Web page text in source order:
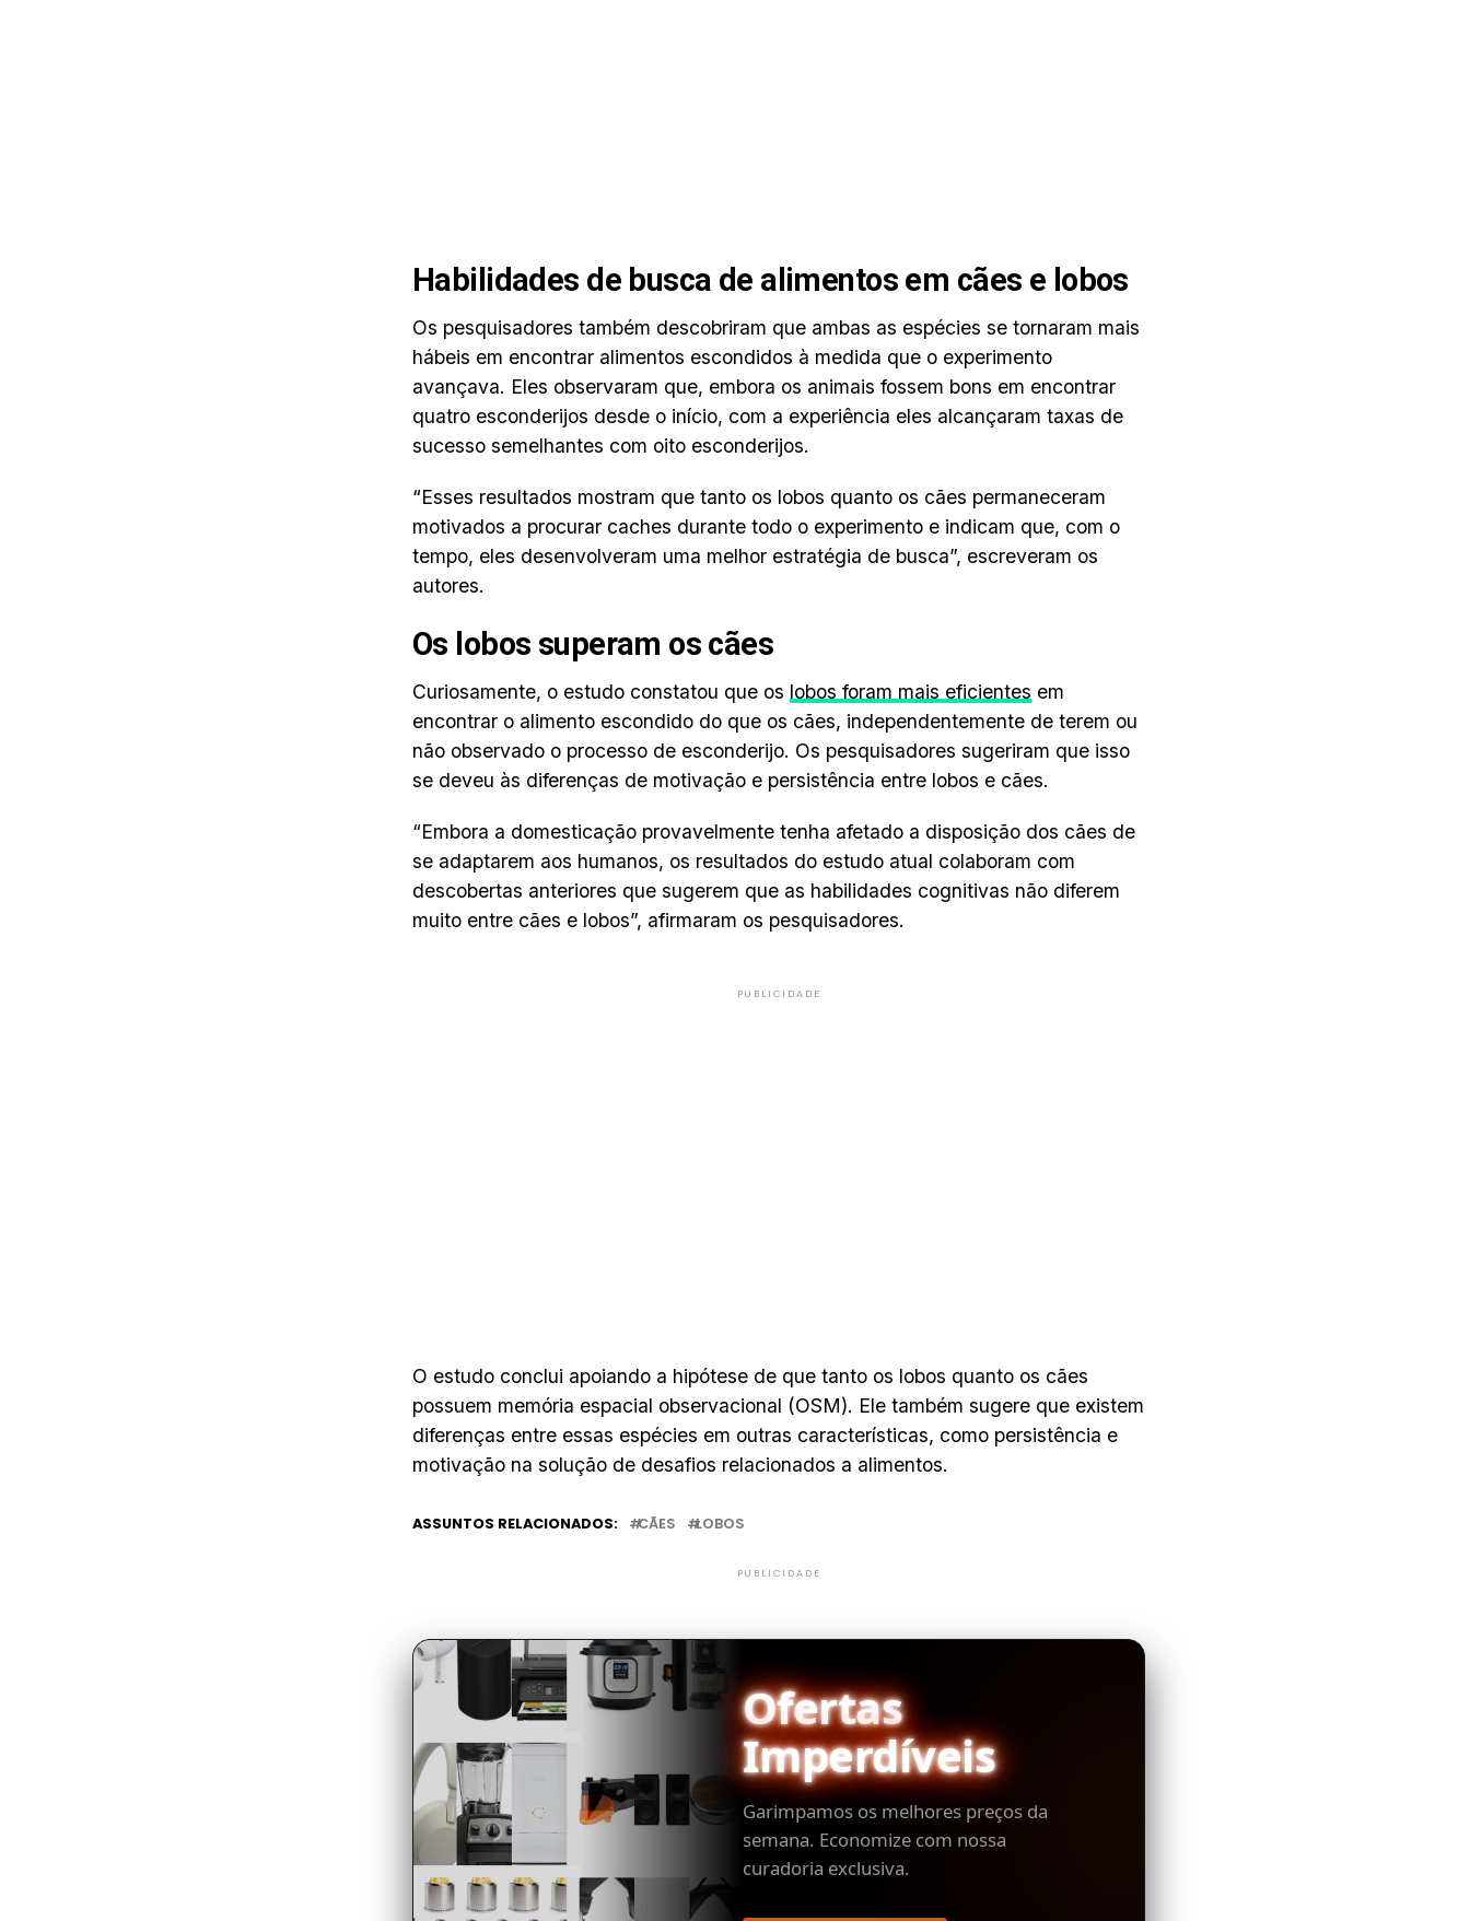
Habilidades de busca de alimentos em cães e lobos
Os pesquisadores também descobriram que ambas as espécies se tornaram mais
hábeis em encontrar alimentos escondidos à medida que o experimento
avançava. Eles observaram que, embora os animais fossem bons em encontrar
quatro esconderijos desde o início, com a experiência eles alcançaram taxas de
sucesso semelhantes com oito esconderijos.
“Esses resultados mostram que tanto os lobos quanto os cães permaneceram
motivados a procurar caches durante todo o experimento e indicam que, com o
tempo, eles desenvolveram uma melhor estratégia de busca”, escreveram os
autores.
Os lobos superam os cães
Curiosamente, o estudo constatou que os lobos foram mais eficientes em
encontrar o alimento escondido do que os cães, independentemente de terem ou
não observado o processo de esconderijo. Os pesquisadores sugeriram que isso
se deveu às diferenças de motivação e persistência entre lobos e cães.
“Embora a domesticação provavelmente tenha afetado a disposição dos cães de
se adaptarem aos humanos, os resultados do estudo atual colaboram com
descobertas anteriores que sugerem que as habilidades cognitivas não diferem
muito entre cães e lobos”, afirmaram os pesquisadores.
PUBLICIDADE
O estudo conclui apoiando a hipótese de que tanto os lobos quanto os cães
possuem memória espacial observacional (OSM). Ele também sugere que existem
diferenças entre essas espécies em outras características, como persistência e
motivação na solução de desafios relacionados a alimentos.
ASSUNTOS RELACIONADOS: CÃES LOBOS
PUBLICIDADE
Ofertas
Imperdíveis
Garimpamos os melhores preços da
semana. Economize com nossa
curadoria exclusiva.